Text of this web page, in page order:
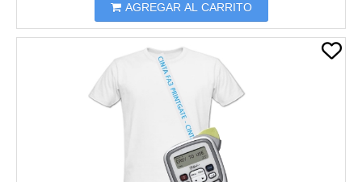
AGREGAR AL CARRITO